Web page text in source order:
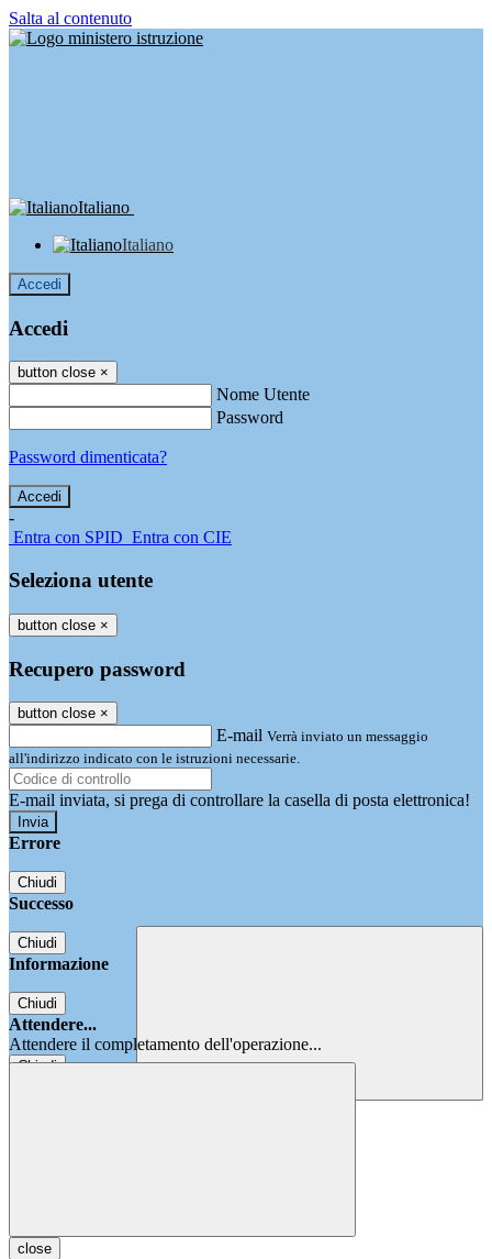
Salta al contenuto
Italiano
Italiano
Accedi
Accedi
button close ×
Nome Utente
Password
Password dimenticata?
-
Entra con SPID Entra con CIE
Seleziona utente
button close ×
Recupero password
button close ×
E-mail Verrà inviato un messaggio
all'indirizzo indicato con le istruzioni necessarie.
E-mail inviata, si prega di controllare la casella di posta elettronica!
Errore
Chiudi
Successo
Chiudi
Informazione
Chiudi
Attendere...
Attendere il completamento dell'operazione...
Chiudi
close